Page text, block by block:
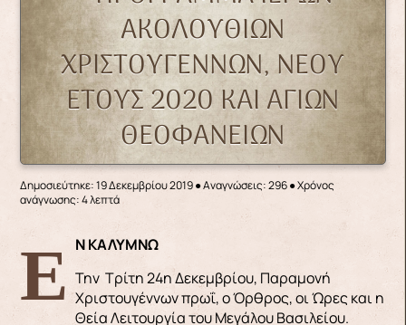
ΑΚΟΛΟΥΘΙΩΝ
ΧΡΙΣΤΟΥΓΕΝΝΩΝ, ΝΕΟΥ
ΕΤΟΥΣ 2020 ΚΑΙ ΑΓΙΩΝ
ΘΕΟΦΑΝΕΙΩΝ
Δημοσιεύτηκε: 19 Δεκεμβρίου 2019●Αναγνώσεις: 296● Χρόνος
ανάγνωσης: 4 λεπτά
ΕΝ ΚΑΛΥΜΝΩ
Την Τρίτη 24η Δεκεμβρίου, Παραμονή
Χριστουγέννων πρωΐ, ο Όρθρος, οι Ώρες και η
Θεία Λειτουργία του Μεγάλου Βασιλείου.